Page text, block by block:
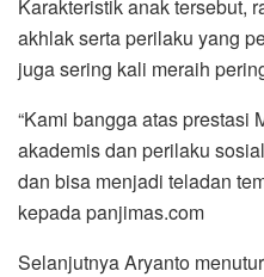
Karakteristik anak tersebut,
akhlak serta perilaku yang
juga sering kali meraih
“Kami bangga atas prestasi
akademis dan perilaku
dan bisa menjadi teladan
kepada panjimas.com
Selanjutnya Aryanto